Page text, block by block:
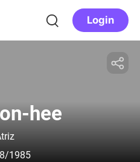
Login
hee
1985